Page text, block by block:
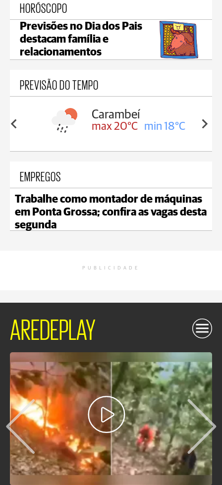
HORÓSCOPO
Previsões no Dia dos Pais
destacam família e
relacionamentos
PREVISÃO DO TEMPO
18°C
Carambeí
max 20°C min 18°C
EMPREGOS
Trabalhe como montador de máquinas
em Ponta Grossa; confira as vagas desta
segunda
PUBLICIDADE
AREDEPLAY